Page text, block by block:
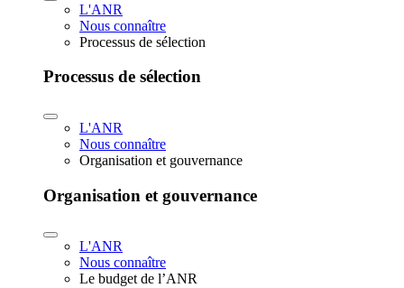
L'ANR
Nous connaître
Processus de sélection
Processus de sélection
L'ANR
Nous connaître
Organisation et gouvernance
Organisation et gouvernance
L'ANR
Nous connaître
Le budget de l’ANR